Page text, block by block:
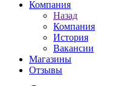
Компания
Назад
Компания
История
Вакансии
Магазины
Отзывы